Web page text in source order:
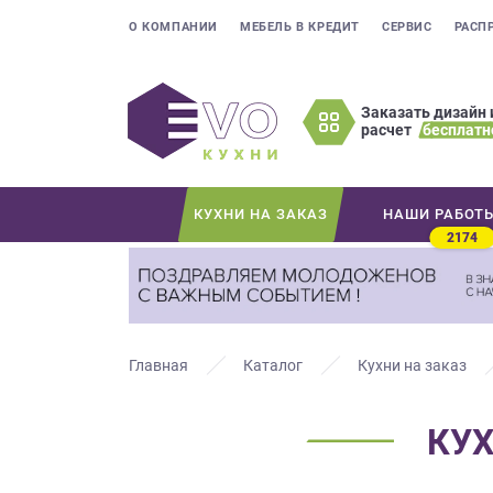
О КОМПАНИИ МЕБЕЛЬ В КРЕДИТ СЕРВИС
Заказать дизайн
расчет
КУХНИ НА ЗАКАЗ НАШИ
2174
Главная Каталог Кухни на заказ
ваши